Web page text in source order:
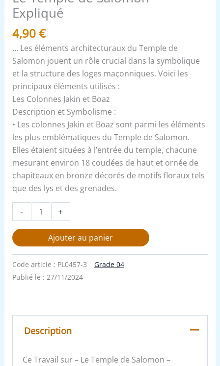
Expliqué
4,90€
… Les éléments architecturaux du Temple de
Salomon jouent un rôle crucial dans la symbolique
et la structure des loges maçonniques. Voici les
principaux éléments utilisés :
Les Colonnes Jakin et Boaz
Description et Symbolisme :
• Les colonnes Jakin et Boaz sont parmi les éléments
les plus emblématiques du Temple de Salomon.
Elles étaient situées à l’entrée du temple, chacune
mesurant environ 18 coudées de haut et ornée de
chapiteaux en bronze décorés de motifs floraux tels
que des lys et des grenades.
- +
Ajouter au panier
Code article : PL0457-3
Grade 04
Publié le : 27/11/2024
Description
Ce Travail sur – Le Temple de Salomon –